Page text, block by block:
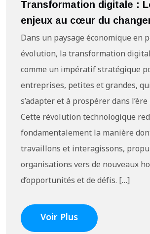
Transformation digitale :
enjeux au cœur du
Dans un paysage économique en
évolution, la transformation
comme un impératif stratégique
entreprises, petites et grandes,
s’adapter et à prospérer dans
Cette révolution technologique
fondamentalement la manière
travaillons et interagissons,
organisations vers de nouveaux
d’opportunités et de défis. […]
Voir Plus